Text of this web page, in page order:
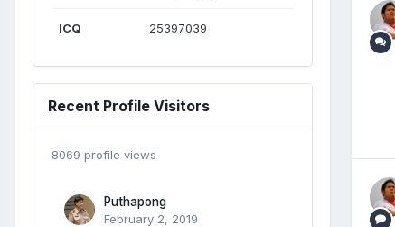
ICQ 25397039
Recent Profile Visitors
8069 profile views
Puthapong
February 2, 2019